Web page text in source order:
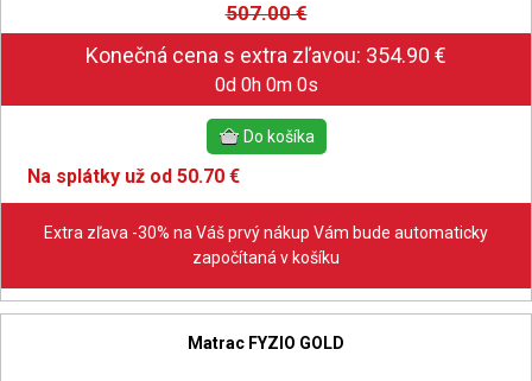
507.00€
0d 0h 0m 0s
Na splátky už od 50.70 €
Extra zľava -30% na Váš prvý nákup Vám bude automaticky
započítaná v košíku
Matrac FYZIO GOLD